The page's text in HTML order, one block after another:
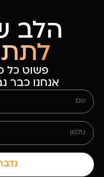
הלב
לתת
פשוט כל
אנחנו כבר
נדבר